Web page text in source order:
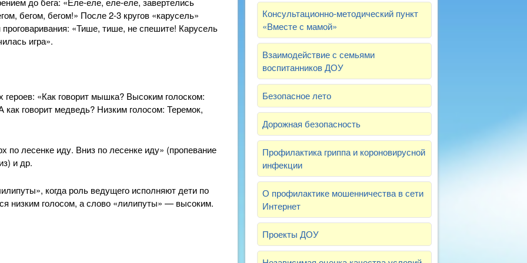
бегом, бегом!» После 2-3 кругов «карусель»
«Тише, тише, не спешите! Карусель
игра».
«Как говорит мышка? Высоким голоском:
говорит медведь? Низким голосом: Теремок,
по лесенке иду. Вниз по лесенке иду» (пропевание
и др.
когда роль ведущего исполняют дети по
низким голосом, а слово «лилипуты» — высоким.
Консультационно-методический пункт
«Вместе с мамой»
Взаимодействие с семьями
воспитанников ДОУ
Безопасное лето
Дорожная безопасность
Профилактика гриппа и короновирусной
инфекции
О профилактике мошенничества в сети
Интернет
Проекты ДОУ